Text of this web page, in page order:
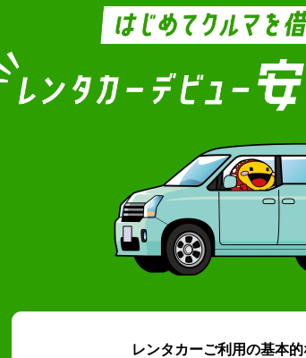
レンタカーご利用の基本